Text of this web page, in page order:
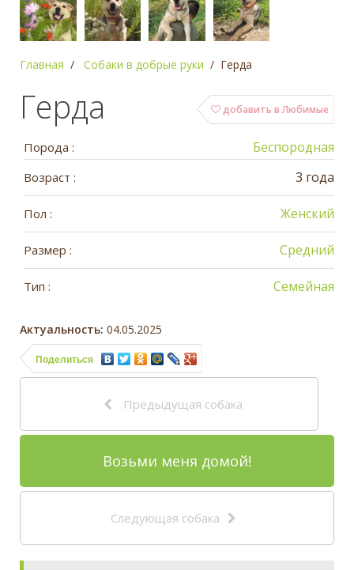
Главная Собаки в добрые руки Герда
добавить в Любимые
Герда
Порода : Беспородная
Возраст : 3 года
Пол : Женский
Размер : Средний
Тип : Семейная
Актуальность: 04.05.2025
Поделиться
Предыдущая собака
Возьми меня домой!
Следующая собака